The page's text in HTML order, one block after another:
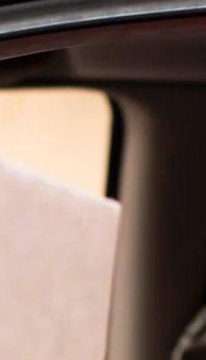
SPEEDSTARS CARRIÈRES